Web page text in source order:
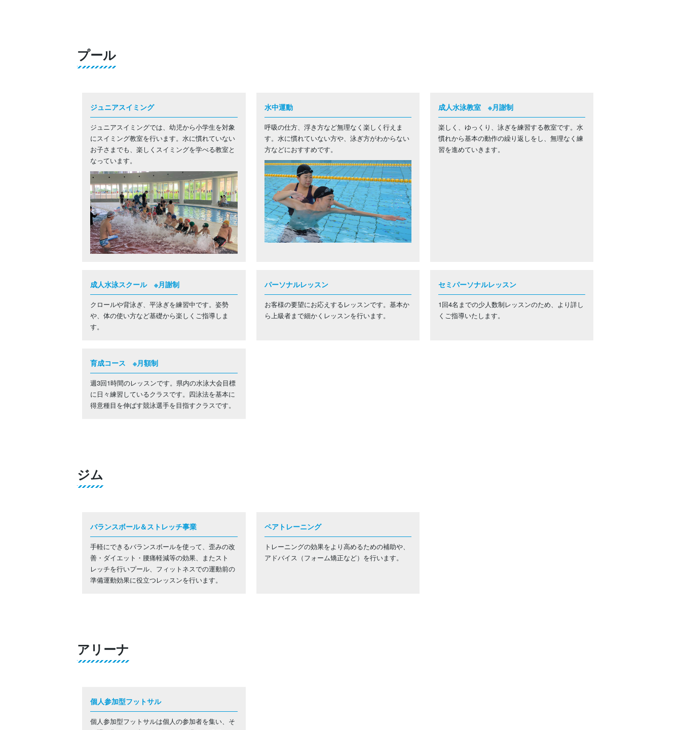
プール
ジュニアスイミング
ジュニアスイミングでは、幼児から小学生を対象
にスイミング教室を行います。水に慣れていない
お子さまでも、楽しくスイミングを学べる教室と
なっています。
水中運動
呼吸の仕方、浮き方など無理なく楽しく行えま
す。水に慣れていない方や、泳ぎ方がわからない
方などにおすすめです。
成人水泳教室 ※月謝制
楽しく、ゆっくり、泳ぎを練習する教室です。水
慣れから基本の動作の繰り返しをし、無理なく練
習を進めていきます。
成人水泳スクール ※月謝制
クロールや背泳ぎ、平泳ぎを練習中です。姿勢
や、体の使い方など基礎から楽しくご指導しま
す。
パーソナルレッスン
お客様の要望にお応えするレッスンです。基本か
ら上級者まで細かくレッスンを行います。
セミパーソナルレッスン
1回4名までの少人数制レッスンのため、より詳し
くご指導いたします。
育成コース ※月額制
週3回1時間のレッスンです。県内の水泳大会目標
に日々練習しているクラスです。四泳法を基本に
得意種目を伸ばす競泳選手を目指すクラスです。
ジム
バランスボール＆ストレッチ事業
手軽にできるバランスボールを使って、歪みの改
善・ダイエット・腰痛軽減等の効果、またスト
レッチを行いプール、フィットネスでの運動前の
準備運動効果に役立つレッスンを行います。
ペアトレーニング
トレーニングの効果をより高めるための補助や、
アドバイス（フォーム矯正など）を行います。
アリーナ
個人参加型フットサル
個人参加型フットサルは個人の参加者を集い、そ